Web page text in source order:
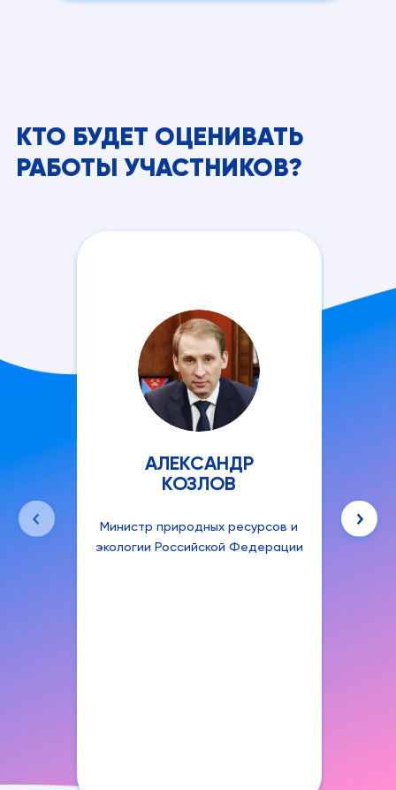
КТО БУДЕТ ОЦЕНИВАТЬ
РАБОТЫ УЧАСТНИКОВ?
АЛЕКСАНДР
КОЗЛОВ
Министр природных ресурсов и
экологии Российской Федерации